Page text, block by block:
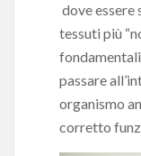
dove essere
tessuti più
passare
organismo
corretto